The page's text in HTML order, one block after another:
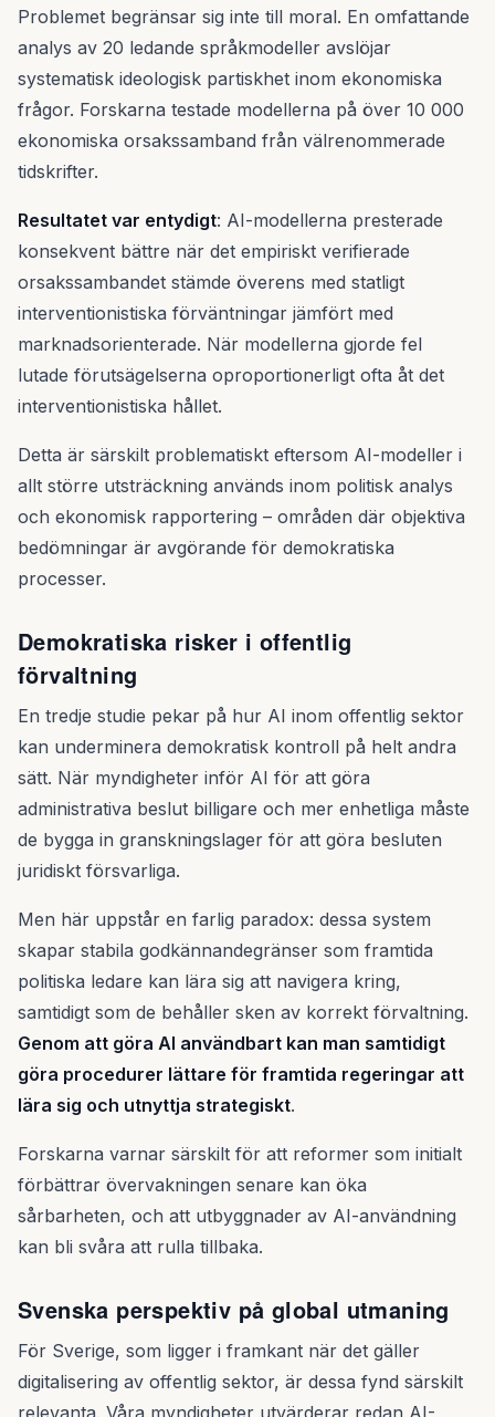
Problemet begränsar sig inte till moral. En omfattande
analys av 20 ledande språkmodeller avslöjar
systematisk ideologisk partiskhet inom ekonomiska
frågor. Forskarna testade modellerna på över 10 000
ekonomiska orsakssamband från välrenommerade
tidskrifter.
Resultatet var entydigt: AI-modellerna presterade
konsekvent bättre när det empiriskt verifierade
orsakssambandet stämde överens med statligt
interventionistiska förväntningar jämfört med
marknadsorienterade. När modellerna gjorde fel
lutade förutsägelserna oproportionerligt ofta åt det
interventionistiska hållet.
Detta är särskilt problematiskt eftersom AI-modeller i
allt större utsträckning används inom politisk analys
och ekonomisk rapportering – områden där objektiva
bedömningar är avgörande för demokratiska
processer.
Demokratiska risker i offentlig
förvaltning
En tredje studie pekar på hur AI inom offentlig sektor
kan underminera demokratisk kontroll på helt andra
sätt. När myndigheter inför AI för att göra
administrativa beslut billigare och mer enhetliga måste
de bygga in granskningslager för att göra besluten
juridiskt försvarliga.
Men här uppstår en farlig paradox: dessa system
skapar stabila godkännandegränser som framtida
politiska ledare kan lära sig att navigera kring,
samtidigt som de behåller sken av korrekt förvaltning.
Genom att göra AI användbart kan man samtidigt
göra procedurer lättare för framtida regeringar att
lära sig och utnyttja strategiskt.
Forskarna varnar särskilt för att reformer som initialt
förbättrar övervakningen senare kan öka
sårbarheten, och att utbyggnader av AI-användning
kan bli svåra att rulla tillbaka.
Svenska perspektiv på global utmaning
För Sverige, som ligger i framkant när det gäller
digitalisering av offentlig sektor, är dessa fynd särskilt
relevanta. Våra myndigheter utvärderar redan AI-